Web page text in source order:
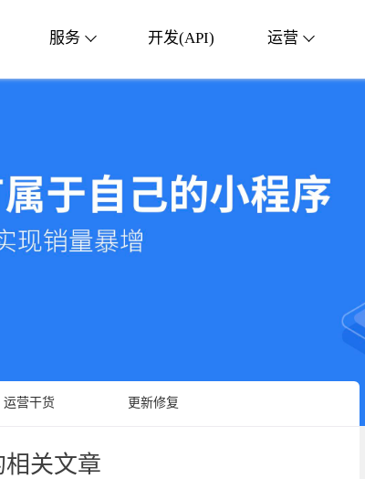
服务 开发(API) 运营
运营干货 更新修复
关文章